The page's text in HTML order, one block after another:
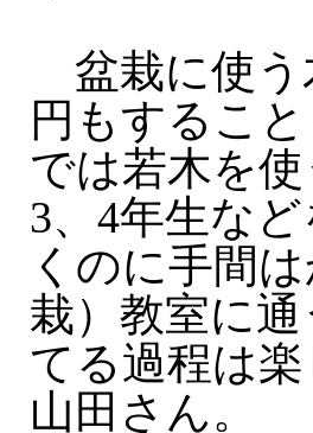
盆栽に使う
円もするこ
では若木を
3、4年生な
くのに手間
栽）教室に
てる過程は
山田さん。